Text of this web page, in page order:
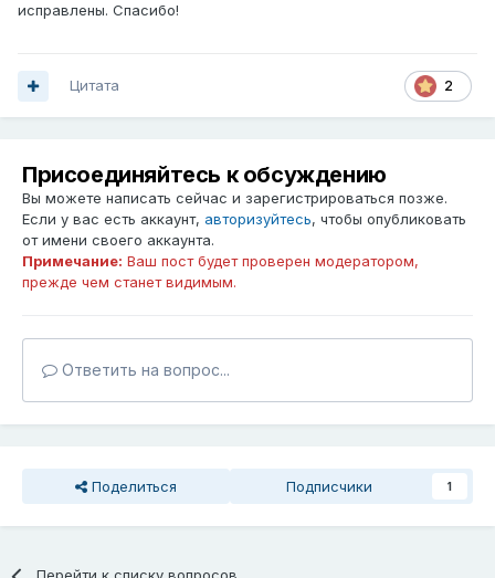
исправлены. Спасибо!
2
Цитата
Присоединяйтесь к обсуждению
Вы можете написать сейчас и зарегистрироваться позже.
Если у вас есть аккаунт, авторизуйтесь, чтобы опубликовать
от имени своего аккаунта.
Примечание: Ваш пост будет проверен модератором,
прежде чем станет видимым.
Ответить на вопрос...
Поделиться Подписчики 1